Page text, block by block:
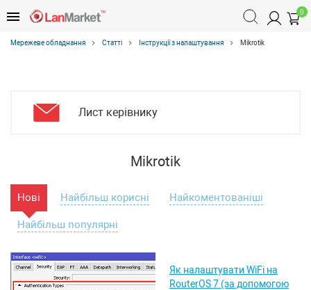
0
Мережеве обладнання Статті Інструкції з налаштування Mikrotik
Лист керівнику
Mikrotik
Нові Найбільш корисні Найкоментованіші
Найбільш популярні
Як налаштувати WiFi на
RouterOS 7 (за допомогою